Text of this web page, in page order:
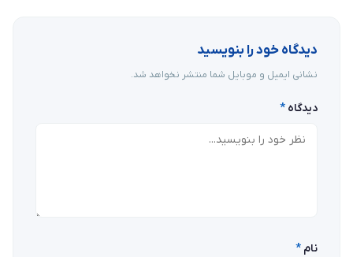
دیدگاه خود را بنویسید
نشانی ایمیل و موبایل شما منتشر نخواهد شد.
دیدگاه *
نام *